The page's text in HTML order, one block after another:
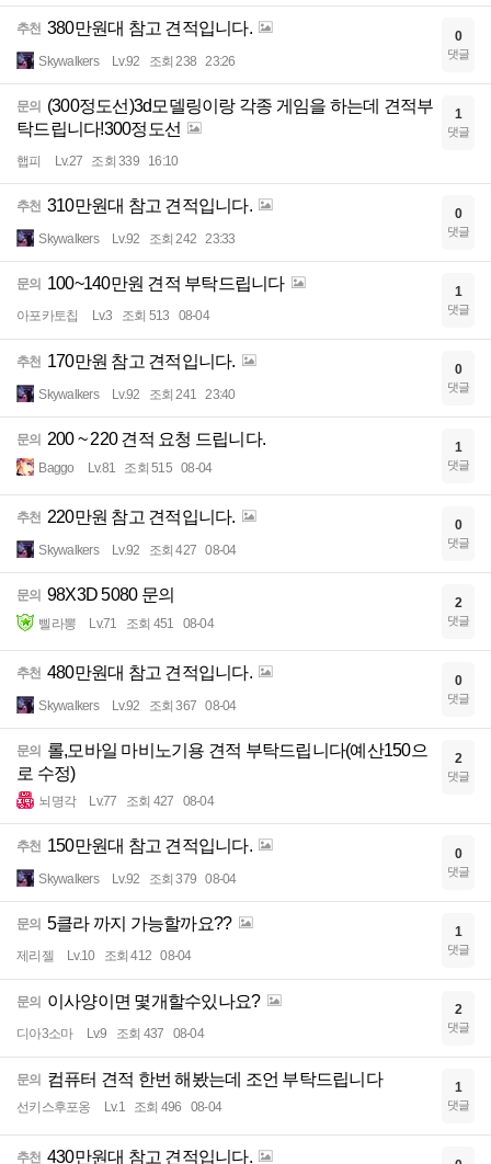
추천 380만원대 참고 견적입니다.
Skywalkers Lv.92 조회 238 23:26
0
댓글
문의
(300정도선)3d모델링이랑 각종 게임을 하는데 견적부
탁드립니다!300정도선
햅피 Lv.27 조회 339 16:10
1
댓글
추천 310만원대 참고 견적입니다.
Skywalkers Lv.92 조회 242 23:33
0
댓글
문의 100~140만원 견적 부탁드립니다
아포카토칩 Lv.3 조회 513 08-04
1
댓글
추천 170만원 참고 견적입니다.
Skywalkers Lv.92 조회 241 23:40
0
댓글
문의 200 ~ 220 견적 요청 드립니다.
Baggo Lv.81 조회 515 08-04
1
댓글
추천 220만원 참고 견적입니다.
Skywalkers Lv.92 조회 427 08-04
0
댓글
문의 98X3D 5080 문의
삘라뽕 Lv.71 조회 451 08-04
2
댓글
추천 480만원대 참고 견적입니다.
Skywalkers Lv.92 조회 367 08-04
0
댓글
문의
롤,모바일 마비노기용 견적 부탁드립니다(예산150으
로 수정)
뇌명각 Lv.77 조회 427 08-04
2
댓글
추천 150만원대 참고 견적입니다.
Skywalkers Lv.92 조회 379 08-04
0
댓글
문의 5클라 까지 가능할까요??
제리젤 Lv.10 조회 412 08-04
1
댓글
문의 이사양이면 몇개할수있나요?
디아3소마 Lv.9 조회 437 08-04
2
댓글
문의 컴퓨터 견적 한번 해봤는데 조언 부탁드립니다
선키스후포옹 Lv.1 조회 496 08-04
1
댓글
추천 430만원대 참고 견적입니다.